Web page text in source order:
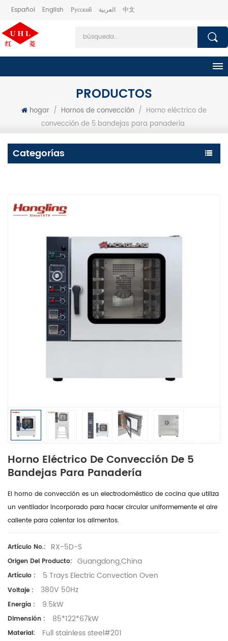
Español English Русский العربية 中文
PRODUCTOS
hogar / Hornos de convección / Horno eléctrico de
convección de 5 bandejas para panadería
Categorías
Horno Eléctrico De Convección De 5
Bandejas Para Panadería
El horno de convección es un electrodoméstico de cocina que utiliza
un ventilador incorporado para hacer circular uniformemente el aire
caliente para calentar los alimentos.
Artículo No.: RX-5D-S
Origen Del Producto: Guangdong,China
Artículo : 5 Trays Electric Convection Oven
Voltaje : 380V 50Hz
Energía : 9.5kW
Dimensión : 85*122*67kW
Material: Full stainless steel#201